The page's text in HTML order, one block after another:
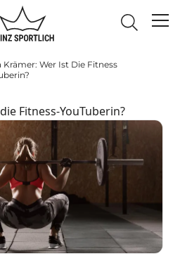
Krämer: Wer Ist Die Fitness
Fitness-YouTuberin?